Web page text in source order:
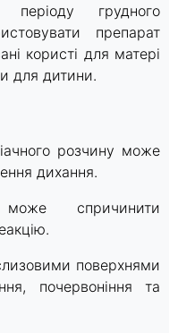
грудного
препарат
користі для матері
для дитини.
розчину може
дихання.
може спричинити
поверхнями
почервоніння та